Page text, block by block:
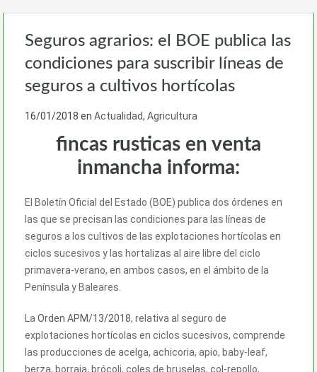
Seguros agrarios: el BOE publica las
condiciones para suscribir líneas de
seguros a cultivos hortícolas
16/01/2018 en Actualidad, Agricultura
fincas rusticas en venta
inmancha informa:
El Boletín Oficial del Estado (BOE) publica dos órdenes en
las que se precisan las condiciones para las líneas de
seguros a los cultivos de las explotaciones hortícolas en
ciclos sucesivos y las hortalizas al aire libre del ciclo
primavera-verano, en ambos casos, en el ámbito de la
Península y Baleares.
La Orden APM/13/2018, relativa al seguro de
explotaciones hortícolas en ciclos sucesivos, comprende
las producciones de acelga, achicoria, apio, baby-leaf,
berza, borraja, brócoli, coles de bruselas, col-repollo,